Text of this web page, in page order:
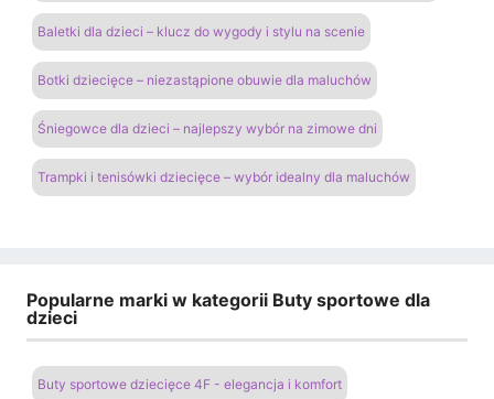
Baletki dla dzieci – klucz do wygody i stylu na scenie
Botki dziecięce – niezastąpione obuwie dla maluchów
Śniegowce dla dzieci – najlepszy wybór na zimowe dni
Trampki i tenisówki dziecięce – wybór idealny dla maluchów
Popularne marki w kategorii Buty sportowe dla
dzieci
Buty sportowe dziecięce 4F - elegancja i komfort